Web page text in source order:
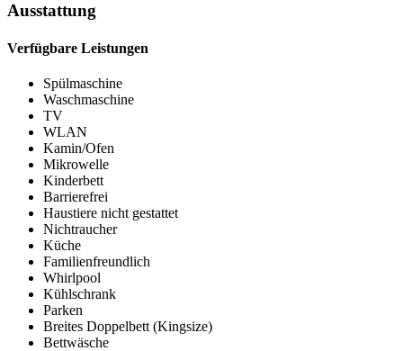
Ausstattung
Verfügbare Leistungen
Spülmaschine
Waschmaschine
TV
WLAN
Kamin/Ofen
Mikrowelle
Kinderbett
Barrierefrei
Haustiere nicht gestattet
Nichtraucher
Küche
Familienfreundlich
Whirlpool
Kühlschrank
Parken
Breites Doppelbett (Kingsize)
Bettwäsche